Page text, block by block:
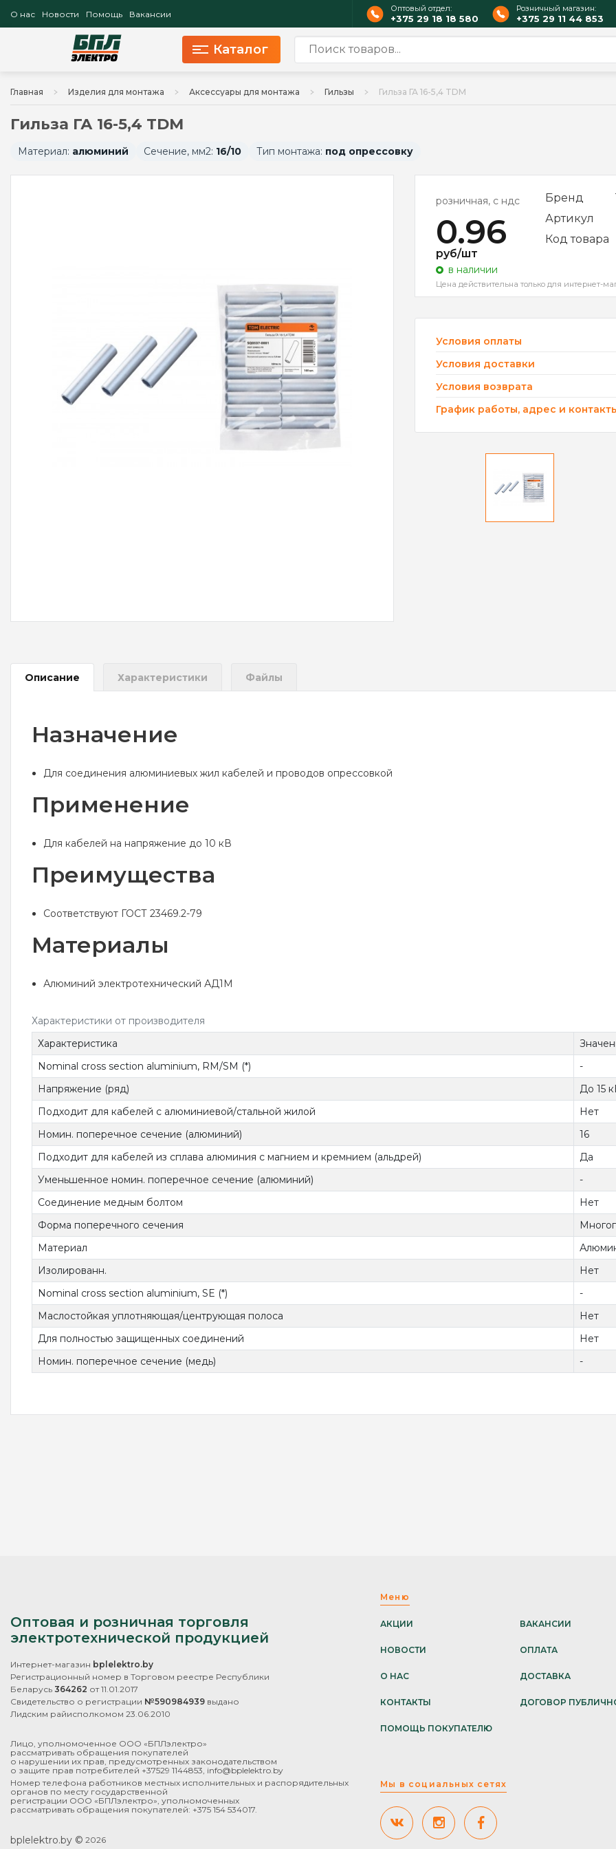
О нас Новости Помощь Вакансии
Оптовый отдел:
+375 29 18 18 580
Розничный магазин:
+375 29 11 44 853
Каталог
Главная Изделия для монтажа Аксессуары для монтажа Гильзы Гильза ГА 16-5,4 TDM
Гильза ГА 16-5,4 TDM
Материал: алюминий Сечение, мм2: 16/10 Тип монтажа: под опрессовку
розничная, с ндс
0.96
руб/шт
в наличии
Цена действительна только для интернет-
Бренд
Артикул
Код товара
Условия оплаты
Условия доставки
Условия возврата
График работы, адрес и
Описание Характеристики Файлы
Назначение
Для соединения алюминиевых жил кабелей и проводов опрессовкой
Применение
Для кабелей на напряжение до 10 кВ
Преимущества
Соответствуют ГОСТ 23469.2-79
Материалы
Алюминий электротехнический АД1М
Характеристики от производителя
Характеристика
Nominal cross section aluminium, RM/SM (*)
-
Напряжение (ряд)
До 15
Подходит для кабелей с алюминиевой/стальной жилой
Нет
Номин. поперечное сечение (алюминий)
16
Подходит для кабелей из сплава алюминия с магнием и кремнием (альдрей)
Да
Уменьшенное номин. поперечное сечение (алюминий)
-
Соединение медным болтом
Нет
Форма поперечного сечения
Материал
Изолированн.
Нет
Nominal cross section aluminium, SE (*)
-
Маслостойкая уплотняющая/центрующая полоса
Нет
Для полностью защищенных соединений
Нет
Номин. поперечное сечение (медь)
-
Оптовая и розничная торговля
электротехнической продукцией
Интернет-магазин bplelektro.by
Регистрационный номер в Торговом реестре Республики
Беларусь 364262 от 11.01.2017
Свидетельство о регистрации №590984939 выдано
Лидским райисполкомом 23.06.2010
Лицо, уполномоченное ООО «БПЛэлектро»
рассматривать обращения покупателей
о нарушении их прав, предусмотренных законодательством
о защите прав потребителей +37529 1144853, info@bplelektro.by
Номер телефона работников местных исполнительных и распорядительных
органов по месту государственной
регистрации ООО «БПЛэлектро», уполномоченных
рассматривать обращения покупателей: +375 154 534017.
bplelektro.by © 2026
Меню
АКЦИИ
НОВОСТИ
О НАС
КОНТАКТЫ
ПОМОЩЬ ПОКУПАТЕЛЮ
ВАКАНСИИ
ОПЛАТА
ДОСТАВКА
ДОГОВОР
Мы в социальных сетях